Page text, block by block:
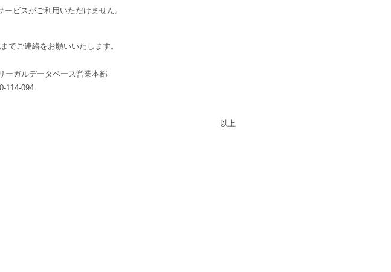
ビスがご利用いただけません。
でご連絡をお願いいたします。
ーガルデータベース営業本部
114-094
以上